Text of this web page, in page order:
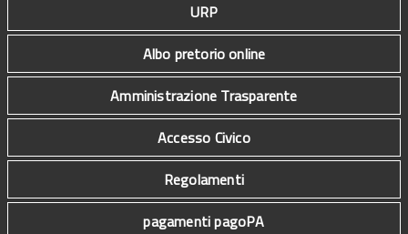
URP
Albo pretorio online
Amministrazione Trasparente
Accesso Civico
Regolamenti
pagamenti pagoPA